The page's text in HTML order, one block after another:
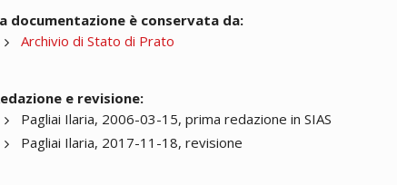
documentazione è conservata da:
Archivio di Stato di Prato
e revisione:
Pagliai Ilaria, 2006-03-15, prima redazione in SIAS
Pagliai Ilaria, 2017-11-18, revisione